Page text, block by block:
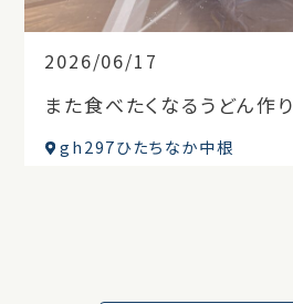
2026/06/17
また食べたくなるうどん作り
gh297ひたちなか中根